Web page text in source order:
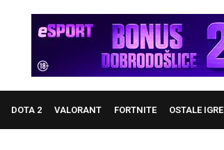
DOTA 2 VALORANT FORTNITE OSTALE IGRE